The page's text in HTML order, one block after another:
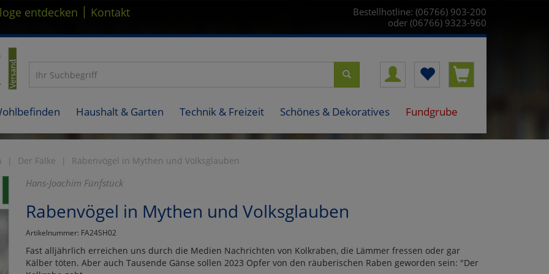
entdecken | Kontakt
Bestellhotline: (06766) 903-200
oder (06766) 9323-960
Haushalt & Garten Technik & Freizeit Schönes & Dekoratives Fundgrube
Der Falke Rabenvögel in Mythen und Volksglauben
Hans-Joachim Fünfstück
Rabenvögel in Mythen und Volksglauben
Artikelnummer: FA24SH02
Fast alljährlich erreichen uns durch die Medien Nachrichten von Kolkraben, die Lämmer fressen oder gar
Kälber töten. Aber auch Tausende Gänse sollen 2023 Opfer von den räuberischen Raben geworden sein: "Der